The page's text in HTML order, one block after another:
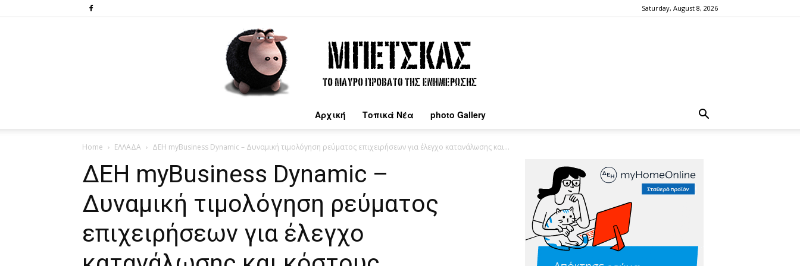
Saturday, August 8, 2026
Αρχική Τοπικά Νέα photo Gallery
Home ΕΛΛΑΔΑ ΔΕΗ myBusiness Dynamic – Δυναμική τιμολόγηση ρεύματος επιχειρήσεων για έλεγχο κατανάλωσης και...
ΔΕΗ myBusiness Dynamic –
Δυναμική τιμολόγηση ρεύματος
επιχειρήσεων για έλεγχο